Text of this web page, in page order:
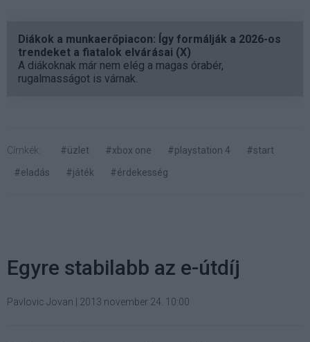
Diákok a munkaerőpiacon: Így formálják a 2026-os
trendeket a fiatalok elvárásai (X)
A diákoknak már nem elég a magas órabér,
rugalmasságot is várnak.
Címkék: #üzlet #xbox one #playstation 4
#start
#eladás
#játék #érdekesség
Egyre stabilabb az e-útdíj
Pavlovic Jovan 2013 november 24. 10:00